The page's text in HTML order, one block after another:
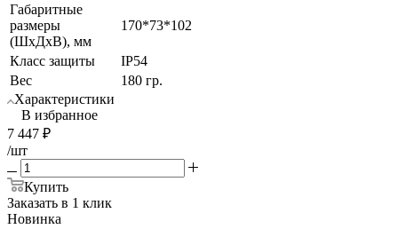
Габаритные
размеры
(ШхДхВ), мм
170*73*102
Класс защиты
IP54
Вес
180 гр.
Характеристики
В избранное
7 447 ₽
/шт
Купить
Заказать в 1 клик
Новинка